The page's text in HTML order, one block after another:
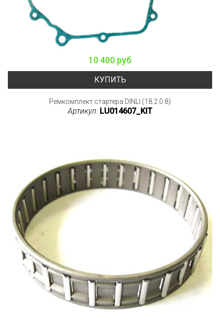
10 400 руб
КУПИТЬ
Ремкомплект стартера DINLI (18.2.0.8)
Артикул: LU014607_KIT